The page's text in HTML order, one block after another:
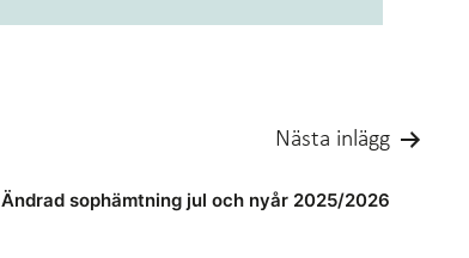
Nästa inlägg
Ändrad sophämtning jul och nyår 2025/2026